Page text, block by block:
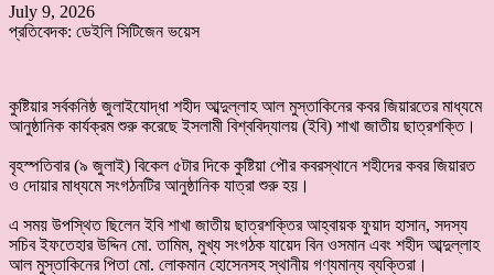
July 9, 2026
প্রতিবেদক: ডেইলি সিটিজেন ভয়েস
কুষ্টিয়ার সর্বকনিষ্ঠ জুলাইযোদ্ধা শহীদ আব্দুল্লাহ আল মুস্তাকিনের কবর জিয়ারতের মাধ্যমে
আনুষ্ঠানিক কার্যক্রম শুরু করেছে ইসলামী বিশ্ববিদ্যালয় (ইবি) শাখা জাতীয় ছাত্রশক্তি।
‎বৃহস্পতিবার (৯ জুলাই) বিকেল ৫টার দিকে কুষ্টিয়া পৌর কবরস্থানে শহীদের কবর জিয়ারত
ও দোয়ার মাধ্যমে সংগঠনটির আনুষ্ঠানিক যাত্রা শুরু হয়।
‎এ সময় উপস্থিত ছিলেন ইবি শাখা জাতীয় ছাত্রশক্তির আহ্বায়ক ফুয়াদ হাসান, সদস্য
সচিব ইফতেহার উদ্দিন মো. তামিম, মুখ্য সংগঠক যায়েদ বিন ওসমান এবং শহীদ আব্দুল্লাহ
আল মুস্তাকিনের পিতা মো. লোকমান হোসেনসহ স্থানীয় গণ্যমান্য ব্যক্তিরা।